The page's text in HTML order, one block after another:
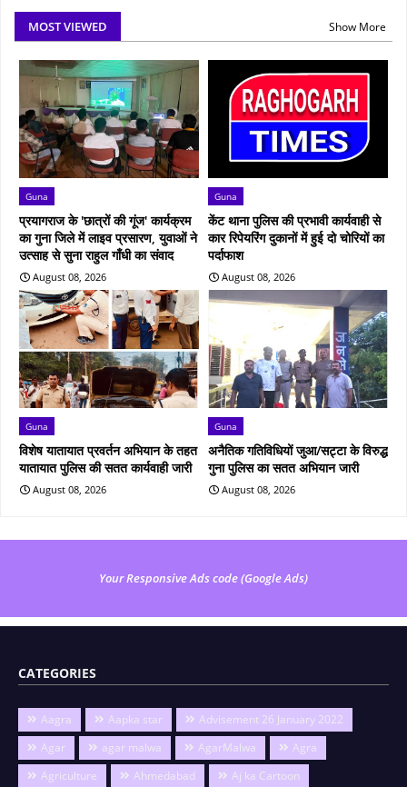
MOST VIEWED Show More
Guna
प्रयागराज के 'छात्रों की गूंज' कार्यक्रम
का गुना जिले में लाइव प्रसारण, युवाओं ने
उत्साह से सुना राहुल गाँधी का संवाद
August 08, 2026
Guna
केंट थाना पुलिस की प्रभावी कार्यवाही से
कार रिपेयरिंग दुकानों में हुई दो चोरियों का
पर्दाफाश
August 08, 2026
Guna
विशेष यातायात प्रवर्तन अभियान के तहत
यातायात पुलिस की सतत कार्यवाही जारी
August 08, 2026
Guna
अनैतिक गतिविधियों जुआ/सट्टा के विरुद्ध
गुना पुलिस का सतत अभियान जारी
August 08, 2026
Your Responsive Ads code (Google Ads)
CATEGORIES
Aagra Aapka star
Advisement 26 January 2022
Agar
agar malwa AgarMalwa
Agra
Agriculture
Ahmedabad Aj ka Cartoon